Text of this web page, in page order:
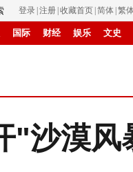
登录 注册 收藏首页 简体 繁
国际 财经 娱乐 文史
"沙漠